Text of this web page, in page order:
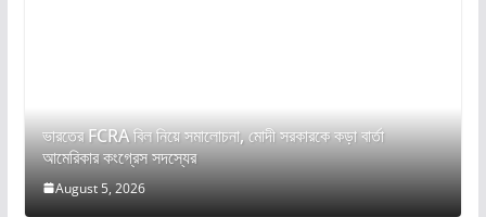
ভারতের FCRA বিল নিয়ে সমালোচনা, মোদী সরকারকে কড়া বার্তা
আমেরিকার কংগ্রেস সদস্যের
August 5, 2026